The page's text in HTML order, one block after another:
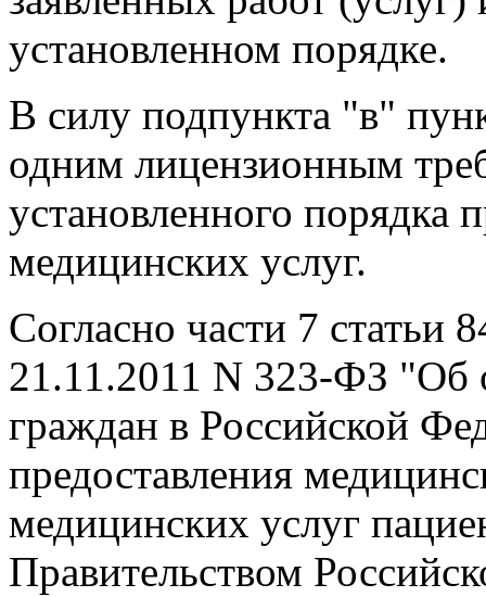
установленном порядке.
В силу подпункта "в"
одним лицензионным
установленного порядка
медицинских услуг.
Согласно части 7 статьи
21.11.2011 N 323-ФЗ "Об
граждан в Российской
предоставления
медицинских услуг
Правительством